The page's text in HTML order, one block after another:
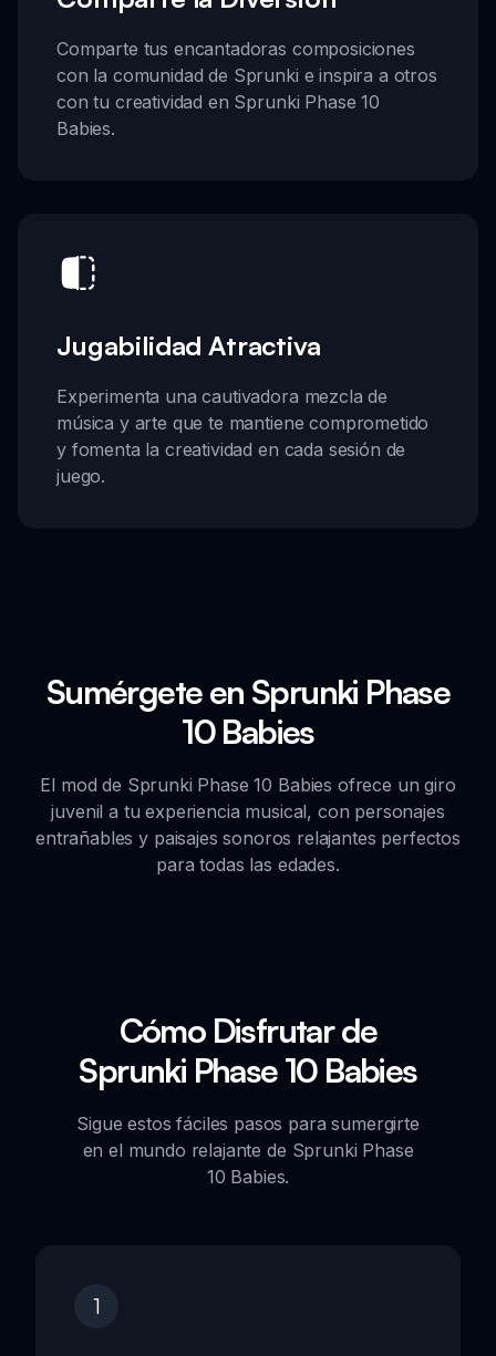
Comparte tus encantadoras composiciones
con la comunidad de Sprunki e inspira a otros
con tu creatividad en Sprunki Phase 10
Babies.
Jugabilidad Atractiva
Experimenta una cautivadora mezcla de
música y arte que te mantiene comprometido
y fomenta la creatividad en cada sesión de
juego.
Sumérgete en Sprunki Phase
10 Babies
El mod de Sprunki Phase 10 Babies ofrece un giro
juvenil a tu experiencia musical, con personajes
entrañables y paisajes sonoros relajantes perfectos
para todas las edades.
Cómo Disfrutar de
Sprunki Phase 10 Babies
Sigue estos fáciles pasos para sumergirte
en el mundo relajante de Sprunki Phase
10 Babies.
1